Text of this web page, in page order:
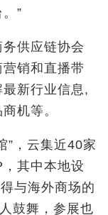
”
供应链协会
销和直播带
新行业信息,
机等。
”，云集近40家
其中本地设
与海外商场的
鼓舞，参展也